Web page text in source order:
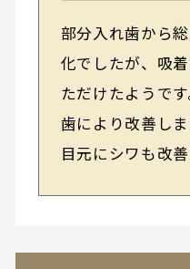
部分入れ歯から
化でしたが、吸
ただけたようで
歯により改善し
目元にシワも改